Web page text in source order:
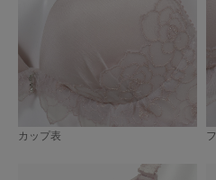
カップ表